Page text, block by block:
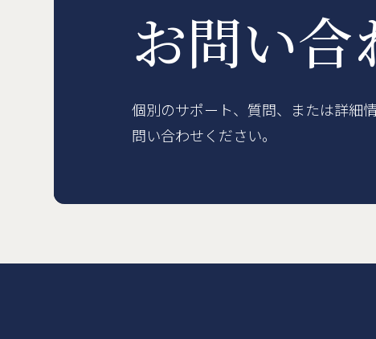
お問い合
個別のサポート、質問、または詳細
問い合わせください。